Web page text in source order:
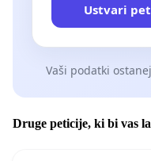
Ustvari
Vaši podatki
Druge peticije, ki bi vas